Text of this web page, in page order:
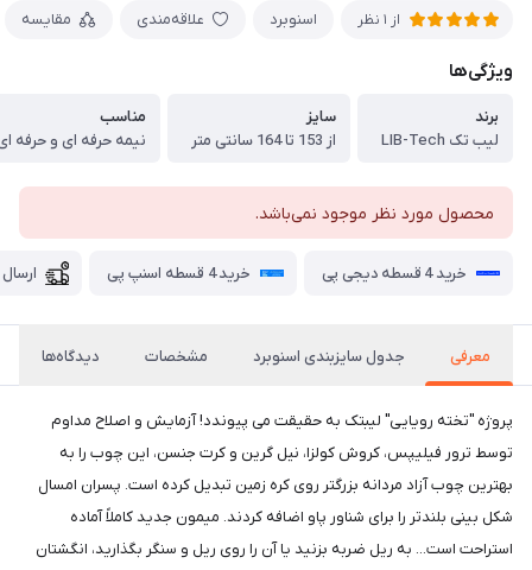
از 1 نظر اسنوبرد علاقه‌مندی مقایسه
ویژگی‌ها
برند
لیب تک LIB-Tech
سایز
از 153 تا 164 سانتی متر
مناسب
نیمه حرفه ای و حرفه
محصول مورد نظر موجود نمی‌باشد.
خرید 4 قسطه دیجی پی خرید 4 قسطه اسنپ پی
معرفی جدول سایزبندی اسنوبرد مشخصات دیدگاه‌ها
پروژه "تخته رویایی" لیبتک به حقیقت می پیوندد! آزمایش و اصلاح مداوم
توسط ترور فیلیپس، کروش کولزا، نیل گرین و کرت جنسن، این چوب را به
بهترین چوب آزاد مردانه بزرگتر روی کره زمین تبدیل کرده است. پسران امسال
شکل بینی بلندتر را برای شناور پاو اضافه کردند. میمون جدید کاملاً آماده
استراحت است... به ریل ضربه بزنید یا آن را روی ریل و سنگر بگذارید، انگشتان